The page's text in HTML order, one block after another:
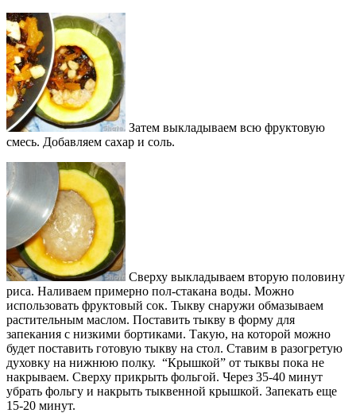
Затем выкладываем всю фруктовую
смесь. Добавляем сахар и соль.
Сверху выкладываем вторую половину
риса. Наливаем примерно пол-стакана воды. Можно
использовать фруктовый сок. Тыкву снаружи обмазываем
растительным маслом. Поставить тыкву в форму для
запекания с низкими бортиками. Такую, на которой можно
будет поставить готовую тыкву на стол. Ставим в разогретую
духовку на нижнюю полку. “Крышкой” от тыквы пока не
накрываем. Сверху прикрыть фольгой. Через 35-40 минут
убрать фольгу и накрыть тыквенной крышкой. Запекать еще
15-20 минут.